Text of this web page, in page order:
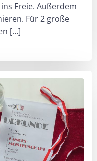
Freie. Außerdem
Für 2 große
[…]